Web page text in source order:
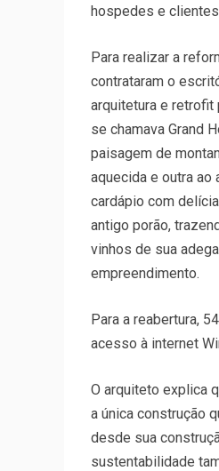
hospedes e
Para realizar a
contrataram o
arquitetura e retrofit
se chamava Grand
paisagem de
aquecida e outra ao
cardápio com
antigo porão,
vinhos de sua
empreendimento.
Para a reabertura,
acesso à internet
O arquiteto explica
a única construção
desde sua
sustentabilidade